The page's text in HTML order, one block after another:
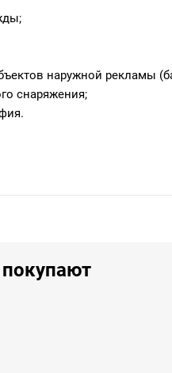
наружной рекламы
снаряжения;